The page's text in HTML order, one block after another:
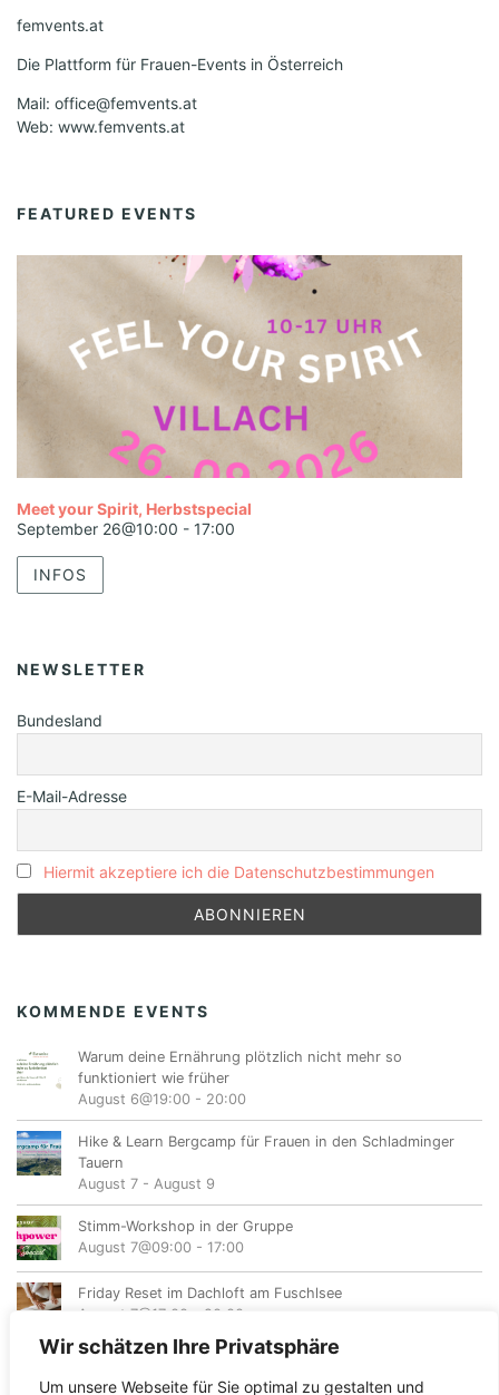
Wir schätzen Ihre Privatsphäre
Um unsere Webseite für Sie optimal zu gestalten und
femvents.at
Die Plattform für Frauen-Events in Österreich
Mail: office@femvents.at
Web: www.femvents.at
FEATURED EVENTS
Meet your Spirit, Herbstspecial
September 26@10:00 - 17:00
INFOS
NEWSLETTER
Bundesland
E-Mail-Adresse
Hiermit akzeptiere ich die Datenschutzbestimmungen
KOMMENDE EVENTS
Warum deine Ernährung plötzlich nicht mehr so
funktioniert wie früher
August 6@19:00 - 20:00
Hike & Learn Bergcamp für Frauen in den Schladminger
Tauern
August 7 - August 9
Stimm-Workshop in der Gruppe
August 7@09:00 - 17:00
Friday Reset im Dachloft am Fuschlsee
August 7@17:00
20:00